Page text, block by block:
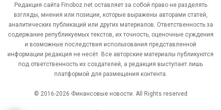
Редакция сайта Finoboz.net оставляет за собой право не разделять
взгляды, мнения или позиции, которые выражены авторами статей,
аналитических публикаций или других материалов. Ответственность за
содержание републикуемых текстов, их точность, оценочные суждения
и возможные последствия использования представленной
информации редакция не несёт. Все авторские материалы публикуются
под ответственность их создателей, а редакция выступает лишь
платформой для размещения контента.
© 2016-2026 Финансовые новости. All Rights reserved